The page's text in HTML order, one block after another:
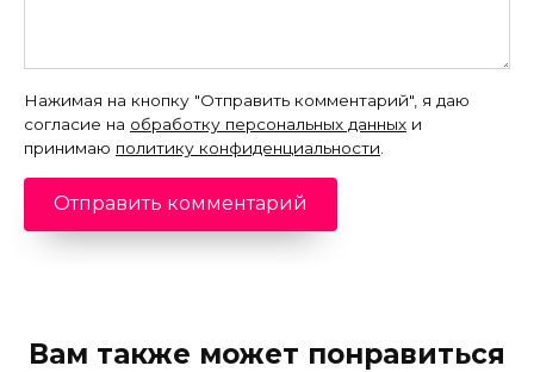
Нажимая на кнопку "Отправить комментарий", я даю
согласие на обработку персональных данных и
принимаю политику конфиденциальности
Вам также может понравиться